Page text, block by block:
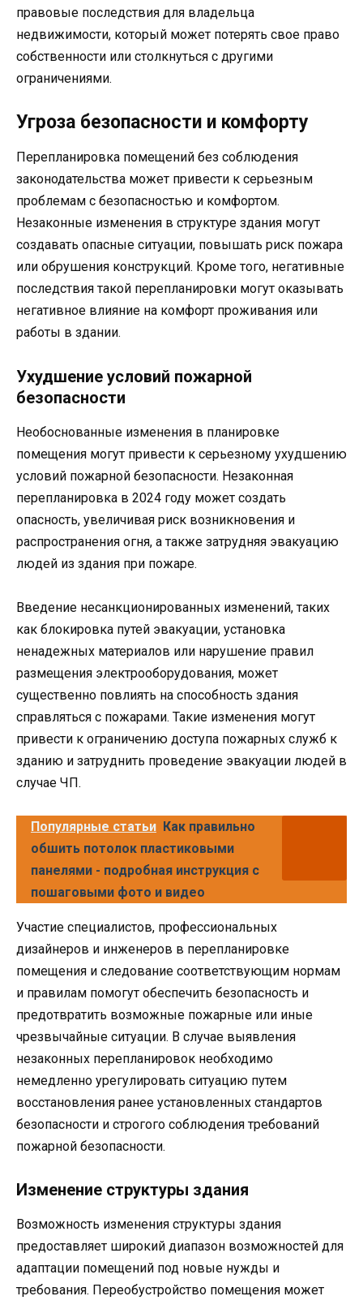
правовые последствия для владельца
недвижимости, который может потерять свое право
собственности или столкнуться с другими
ограничениями.
Угроза безопасности и комфорту
Перепланировка помещений без соблюдения
законодательства может привести к серьезным
проблемам с безопасностью и комфортом.
Незаконные изменения в структуре здания могут
создавать опасные ситуации, повышать риск пожара
или обрушения конструкций. Кроме того, негативные
последствия такой перепланировки могут оказывать
негативное влияние на комфорт проживания или
работы в здании.
Ухудшение условий пожарной
безопасности
Необоснованные изменения в планировке
помещения могут привести к серьезному ухудшению
условий пожарной безопасности. Незаконная
перепланировка в 2024 году может создать
опасность, увеличивая риск возникновения и
распространения огня, а также затрудняя эвакуацию
людей из здания при пожаре.
Введение несанкционированных изменений, таких
как блокировка путей эвакуации, установка
ненадежных материалов или нарушение правил
размещения электрооборудования, может
существенно повлиять на способность здания
справляться с пожарами. Такие изменения могут
привести к ограничению доступа пожарных служб к
зданию и затруднить проведение эвакуации людей в
случае ЧП.
Популярные статьи Как правильно
обшить потолок пластиковыми
панелями - подробная инструкция с
пошаговыми фото и видео
Участие специалистов, профессиональных
дизайнеров и инженеров в перепланировке
помещения и следование соответствующим нормам
и правилам помогут обеспечить безопасность и
предотвратить возможные пожарные или иные
чрезвычайные ситуации. В случае выявления
незаконных перепланировок необходимо
немедленно урегулировать ситуацию путем
восстановления ранее установленных стандартов
безопасности и строгого соблюдения требований
пожарной безопасности.
Изменение структуры здания
Возможность изменения структуры здания
предоставляет широкий диапазон возможностей для
адаптации помещений под новые нужды и
требования. Переобустройство помещения может